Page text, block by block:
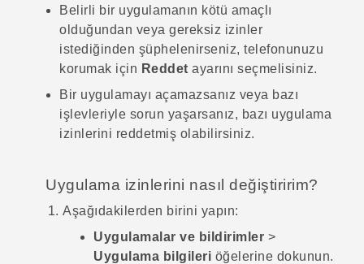
Belirli bir uygulamanın kötü amaçlı
olduğundan veya gereksiz izinler
istediğinden şüphelenirseniz, telefonunuzu
korumak için Reddet ayarını seçmelisiniz.
Bir uygulamayı açamazsanız veya bazı
işlevleriyle sorun yaşarsanız, bazı uygulama
izinlerini reddetmiş olabilirsiniz.
Uygulama izinlerini nasıl değiştiririm?
Aşağıdakilerden birini yapın:
Uygulamalar ve bildirimler >
Uygulama bilgileri öğelerine dokunun.